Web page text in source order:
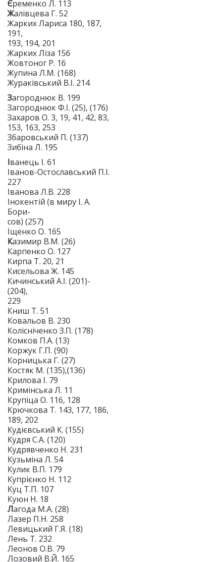
Єременко Л. 113
Жалівцева Г. 52
Жарких Лариса 180, 187,
191,
193, 194, 201
Жарких Ліза 156
Жовтоног Р. 16
Жупина Л.М. (168)
Жураківський В.І. 214
Загороднюк В. 199
Загороднюк Ф.І. (25), (176)
Захаров О. 3, 19, 41, 42, 83,
153, 163, 253
Збаровський П. (137)
Зибіна Л. 195
Іванець І. 61
Іванов-Остославський П.І.
227
Іванова Л.В. 228
Інокентій (в миру І. А.
Бори-
сов) (257)
Іщенко О. 165
Казимир В.М. (26)
Карпенко О. 127
Кирпа Т. 20, 21
Кисельова Ж. 145
Кичинський А.І. (201)-
(204),
229
Книш Т. 51
Ковальов В. 230
Колісніченко З.П. (178)
Комков П.А. (13)
Коржук Г.П. (90)
Корницька Г. (27)
Костяк М. (135),(136)
Крилова І. 79
Кримінська Л. 11
Крупіца О. 116, 128
Крючкова Т. 143, 177, 186,
189, 202
Кудієвський К. (155)
Кудря С.А. (120)
Кудрявченко Н. 231
Кузьміна Л. 54
Кулик В.П. 179
Купрієнко Н. 112
Куц Т.П. 107
Куюн Н. 18
Лагода М.А. (28)
Лазер П.Н. 258
Левицький Г.Я. (18)
Лень Т. 232
Леонов О.В. 79
Лозовий В.Й. 165